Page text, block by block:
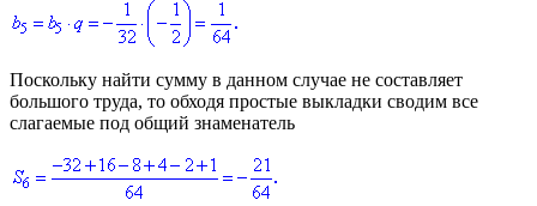
Поскольку найти сумму в данном случае не составляет
большого труда, то обходя простые выкладки сводим все
слагаемые под общий знаменатель